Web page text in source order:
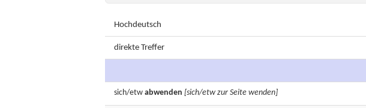
Hochdeutsch
direkte Treffer
sich/etw abwenden [sich/etw zur Seite wenden]